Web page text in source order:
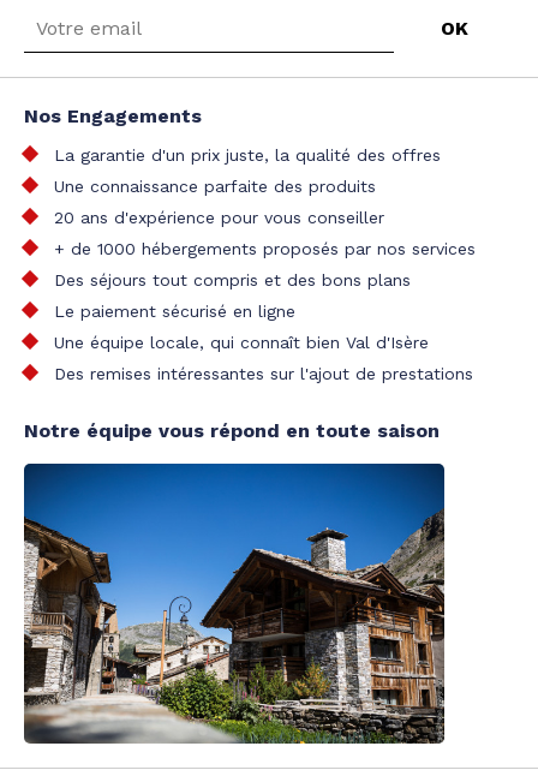
Nos Engagements
La garantie d'un prix juste, la qualité des offres
Une connaissance parfaite des produits
20 ans d'expérience pour vous conseiller
+ de 1000 hébergements proposés par nos services
Des séjours tout compris et des bons plans
Le paiement sécurisé en ligne
Une équipe locale, qui connaît bien Val d'Isère
Des remises intéressantes sur l'ajout de prestations
Notre équipe vous répond en toute saison